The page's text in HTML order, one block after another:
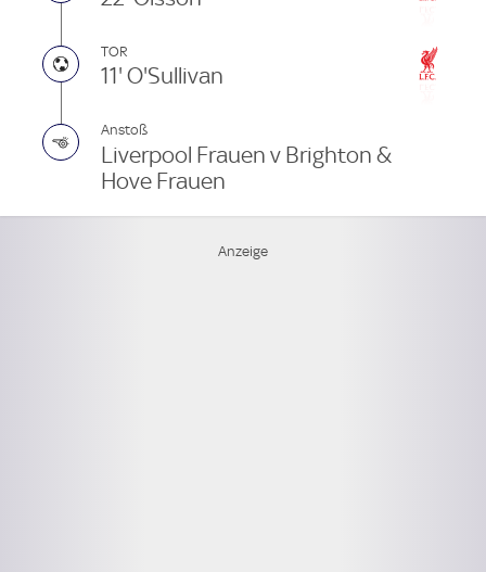
TOR
11' O'Sullivan
Anstoß
Liverpool Frauen v Brighton &
Hove Frauen